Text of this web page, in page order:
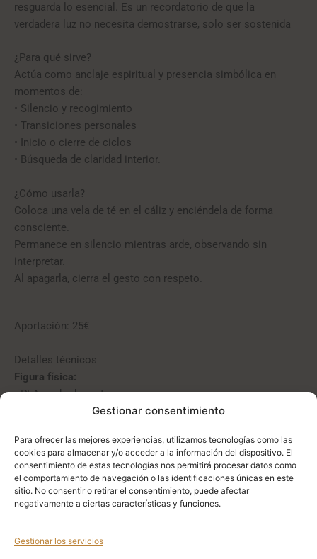
Gestionar consentimiento
Para ofrecer las mejores experiencias, utilizamos tecnologías como las
cookies para almacenar y/o acceder a la información del dispositivo. El
consentimiento de estas tecnologías nos permitirá procesar datos como
el comportamiento de navegación o las identificaciones únicas en este
sitio. No consentir o retirar el consentimiento, puede afectar
negativamente a ciertas características y funciones.
Gestionar los servicios
resguarda lo esencial. Es un recordatorio de que la
verdadera luz no necesita demostrarse, solo ser sostenida
¿Para qué sirve?
Actúa como anclaje espiritual y presencia simbólica en
momentos de:
• Silencio y recogimiento
• Transiciones personales
• Inicio o cierre de ciclos
• Búsqueda de claridad interior.
¿Cómo usarla?
Coloca una vela de té en el cáliz y enciéndela de forma
consciente.
Permanece en silencio mientras arde, observando sin
interpretar.
Al apagarla, cierra el gesto con respeto.
Aportación: 25€
Detalles técnicos
Figura física:
• PLA acabado mate
• Para vela de té estándar
No dejar la llama desatendida.
Figura digital:
• Formato STL / 3MF